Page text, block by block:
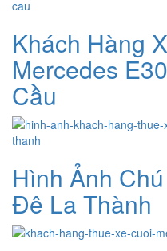
Khách Hàng
Mercedes
Cầu
Hình Ảnh
Đê La Thành